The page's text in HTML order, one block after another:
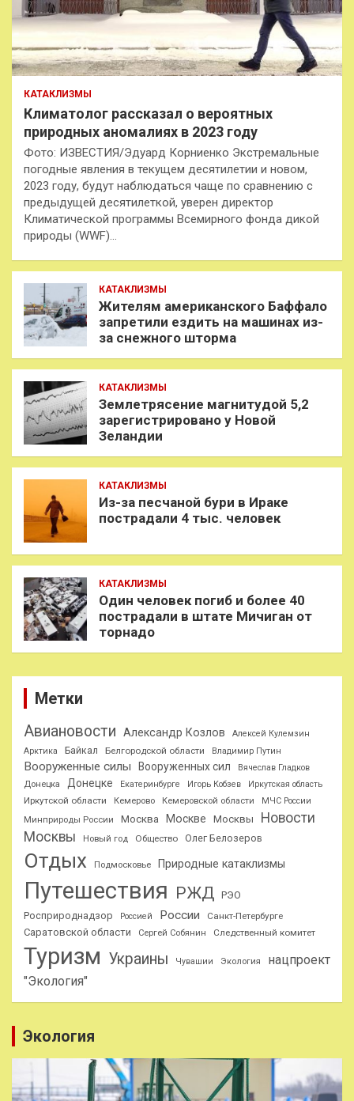
КАТАКЛИЗМЫ
Климатолог рассказал о вероятных
природных аномалиях в 2023 году
Фото: ИЗВЕСТИЯ/Эдуард Корниенко Экстремальные
погодные явления в текущем десятилетии и новом,
2023 году, будут наблюдаться чаще по сравнению с
предыдущей десятилеткой, уверен директор
Климатической программы Всемирного фонда дикой
природы (WWF)…
КАТАКЛИЗМЫ
Жителям американского Баффало
запретили ездить на машинах из-
за снежного шторма
КАТАКЛИЗМЫ
Землетрясение магнитудой 5,2
зарегистрировано у Новой
Зеландии
КАТАКЛИЗМЫ
Из-за песчаной бури в Ираке
пострадали 4 тыс. человек
КАТАКЛИЗМЫ
Один человек погиб и более 40
пострадали в штате Мичиган от
торнадо
Метки
Авиановости Александр Козлов
Алексей Кулемзин
Арктика
Байкал Белгородской области Владимир Путин
Вооруженные силы Вооруженных сил
Вячеслав Гладков
Донецка
Донецке Екатеринбурге Игорь Кобзев Иркутская область
Иркутской области Кемерово Кемеровской области
МЧС России
Минприроды России
Москва Москве Москвы
Новости
Москвы
Новый год Общество Олег Белозеров
Отдых Подмосковье Природные катаклизмы
Путешествия РЖД РЭО
Росприроднадзор
Россией России Санкт-Петербурге
Саратовской области Сергей Собянин Следственный комитет
Туризм Украины Чувашии Экология
нацпроект
"Экология"
Экология